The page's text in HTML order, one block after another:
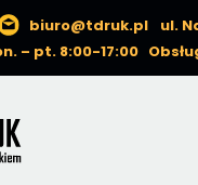
biuro@tdruk.pl
ul.
– pt. 8:00-17:00